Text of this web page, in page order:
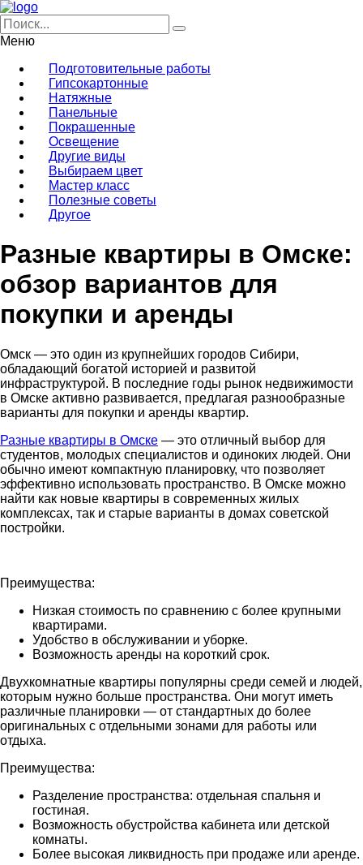
Меню
Подготовительные работы
Гипсокартонные
Натяжные
Панельные
Покрашенные
Освещение
Другие виды
Выбираем цвет
Мастер класс
Полезные советы
Другое
Разные квартиры в Омске:
обзор вариантов для
покупки и аренды
Омск — это один из крупнейших городов Сибири,
обладающий богатой историей и развитой
инфраструктурой. В последние годы рынок недвижимости
в Омске активно развивается, предлагая разнообразные
варианты для покупки и аренды квартир.
Разные квартиры в Омске — это отличный выбор для
студентов, молодых специалистов и одиноких людей. Они
обычно имеют компактную планировку, что позволяет
эффективно использовать пространство. В Омске можно
найти как новые квартиры в современных жилых
комплексах, так и старые варианты в домах советской
постройки.
Преимущества:
Низкая стоимость по сравнению с более крупными
квартирами.
Удобство в обслуживании и уборке.
Возможность аренды на короткий срок.
Двухкомнатные квартиры популярны среди семей и людей,
которым нужно больше пространства. Они могут иметь
различные планировки — от стандартных до более
оригинальных с отдельными зонами для работы или
отдыха.
Преимущества:
Разделение пространства: отдельная спальня и
гостиная.
Возможность обустройства кабинета или детской
комнаты.
Более высокая ликвидность при продаже или аренде.